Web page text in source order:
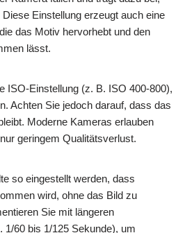
Einstellung erzeugt auch eine
das Motiv hervorhebt und den
lässt.
ISO-Einstellung (z. B. ISO 400-800),
Achten Sie jedoch darauf, dass das
Moderne Kameras erlauben
geringem Qualitätsverlust.
so eingestellt werden, dass
wird, ohne das Bild zu
Sie mit längeren
1/60 bis 1/125 Sekunde), um